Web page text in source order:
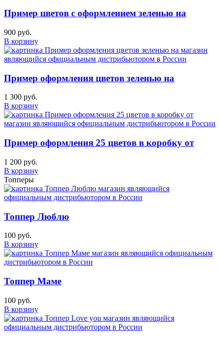
Пример цветов с оформлением зеленью на
900 руб.
В корзину
Пример оформления цветов зеленью на
1 300 руб.
В корзину
Пример оформления 25 цветов в коробку от
1 200 руб.
В корзину
Топперы
Топпер Люблю
100 руб.
В корзину
Топпер Маме
100 руб.
В корзину